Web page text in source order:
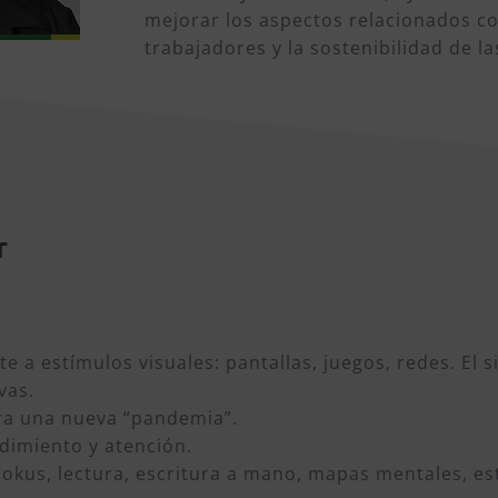
mejorar los aspectos relacionados
trabajadores y la sostenibilidad de
a estímulos visuales: pantallas, juegos, redes. El
una nueva “pandemia”.
y atención.
lectura, escritura a mano, mapas mentales,